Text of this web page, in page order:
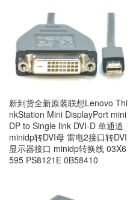
新到货全新原装联想Lenovo Thi
nkStation Mini DisplayPort mini
DP to Single link DVI-D 单通道
minidp转DVI母 雷电2接口转DVI
显示器接口 minidp转换线 03X6
595 PS8121E 0B58410